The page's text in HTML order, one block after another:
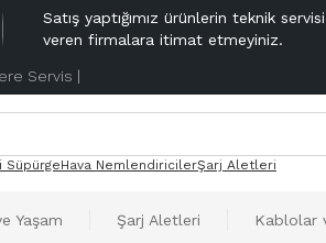
Satış yaptığımız ürünlerin teknik
veren firmalara itimat etmeyiniz.
Servis |
SüpürgeHava NemlendiricilerŞarj Aletleri
Yaşam Şarj Aletleri Kablolar